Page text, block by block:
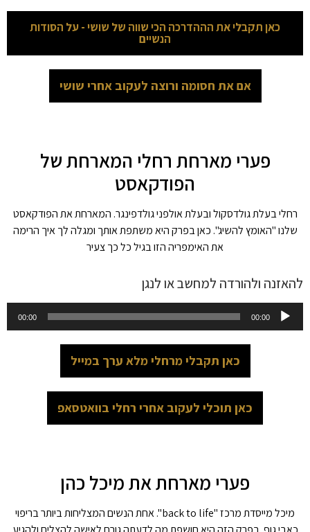
כאן תקבלי את הההדרכה הכי שווה של שושי - על הסודות
הנשיים
אם את חסומה ורוצה לעקוב אחרי שושי
פערי מארחת רחלי המארחת של
הפודקאסט
רחלי בעלת גולדסקול ובעלת אולפני גולדפינגר. המארחת את הפודקאסט
שלנו "האומץ להשיג". כאן בפרק היא משתפת אותך ומגלה לך איך הרימה
את האימפריה הזו בגיל כל כך צעיר
להאזנה ולהורדה למחשב או לנגן
00:00
00:00
כאן תקבלי מרחלי מלא ערך במייל
כאן תוכלי לעקוב אחרי רחלי בוואטסאפ
פערי מארחת את מיכל כהן
מיכל מייסדת מרכז "back to life". אחת הנשים המצליחות ביותר בריפוי